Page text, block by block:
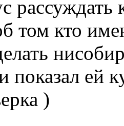
рассуждать
том кто
показал ей
)